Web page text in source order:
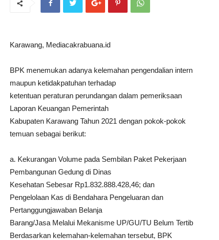
Karawang, Mediacakrabuana.id
BPK menemukan adanya kelemahan pengendalian intern
maupun ketidakpatuhan terhadap
ketentuan peraturan perundangan dalam pemeriksaan
Laporan Keuangan Pemerintah
Kabupaten Karawang Tahun 2021 dengan pokok-pokok
temuan sebagai berikut:
a. Kekurangan Volume pada Sembilan Paket Pekerjaan
Pembangunan Gedung di Dinas
Kesehatan Sebesar Rp1.832.888.428,46; dan
Pengelolaan Kas di Bendahara Pengeluaran dan
Pertanggungjawaban Belanja
Barang/Jasa Melalui Mekanisme UP/GU/TU Belum Tertib
Berdasarkan kelemahan-kelemahan tersebut, BPK